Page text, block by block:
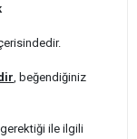
, beğendiğiniz
gerektiği ile ilgili